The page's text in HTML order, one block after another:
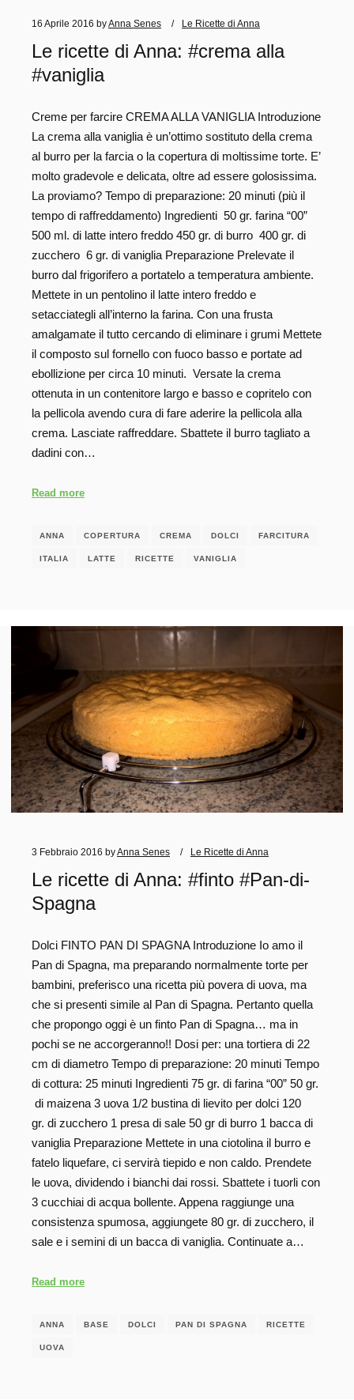
16 Aprile 2016 by Anna Senes Le Ricette di Anna
Le ricette di Anna: #crema alla
#vaniglia
Creme per farcire CREMA ALLA VANIGLIA Introduzione
La crema alla vaniglia è un’ottimo sostituto della crema
al burro per la farcia o la copertura di moltissime torte. E’
molto gradevole e delicata, oltre ad essere golosissima.
La proviamo? Tempo di preparazione: 20 minuti (più il
tempo di raffreddamento) Ingredienti 50 gr. farina “00”
500 ml. di latte intero freddo 450 gr. di burro 400 gr. di
zucchero 6 gr. di vaniglia Preparazione Prelevate il
burro dal frigorifero a portatelo a temperatura ambiente.
Mettete in un pentolino il latte intero freddo e
setacciategli all’interno la farina. Con una frusta
amalgamate il tutto cercando di eliminare i grumi Mettete
il composto sul fornello con fuoco basso e portate ad
ebollizione per circa 10 minuti. Versate la crema
ottenuta in un contenitore largo e basso e copritelo con
la pellicola avendo cura di fare aderire la pellicola alla
crema. Lasciate raffreddare. Sbattete il burro tagliato a
dadini con…
Read more
ANNA COPERTURA CREMA DOLCI FARCITURA
ITALIA LATTE RICETTE VANIGLIA
3 Febbraio 2016 by Anna Senes Le Ricette di Anna
Le ricette di Anna: #finto #Pan-di-
Spagna
Dolci FINTO PAN DI SPAGNA Introduzione Io amo il
Pan di Spagna, ma preparando normalmente torte per
bambini, preferisco una ricetta più povera di uova, ma
che si presenti simile al Pan di Spagna. Pertanto quella
che propongo oggi è un finto Pan di Spagna… ma in
pochi se ne accorgeranno!! Dosi per: una tortiera di 22
cm di diametro Tempo di preparazione: 20 minuti Tempo
di cottura: 25 minuti Ingredienti 75 gr. di farina “00” 50 gr.
di maizena 3 uova 1/2 bustina di lievito per dolci 120
gr. di zucchero 1 presa di sale 50 gr di burro 1 bacca di
vaniglia Preparazione Mettete in una ciotolina il burro e
fatelo liquefare, ci servirà tiepido e non caldo. Prendete
le uova, dividendo i bianchi dai rossi. Sbattete i tuorli con
3 cucchiai di acqua bollente. Appena raggiunge una
consistenza spumosa, aggiungete 80 gr. di zucchero, il
sale e i semini di un bacca di vaniglia. Continuate a…
Read more
ANNA BASE DOLCI PAN DI SPAGNA RICETTE
UOVA